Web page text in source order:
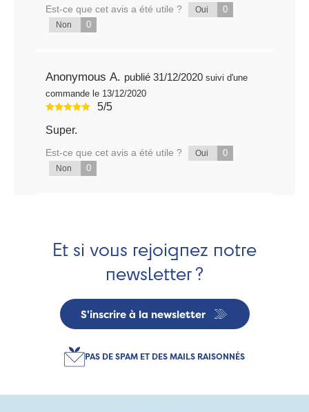
Est-ce que cet avis a été utile ? Oui 0
Non 0
Anonymous A. publié 31/12/2020 suivi d'une
commande le 13/12/2020
5/5
Super.
Est-ce que cet avis a été utile ? Oui 0
Non 0
Et si vous rejoignez notre
newsletter ?
S'inscrire à la newsletter
PAS DE SPAM ET DES MAILS RAISONNÉS